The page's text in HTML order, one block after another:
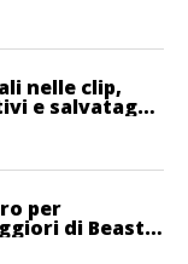
nelle clip,
e salvataggi
per
di Beast